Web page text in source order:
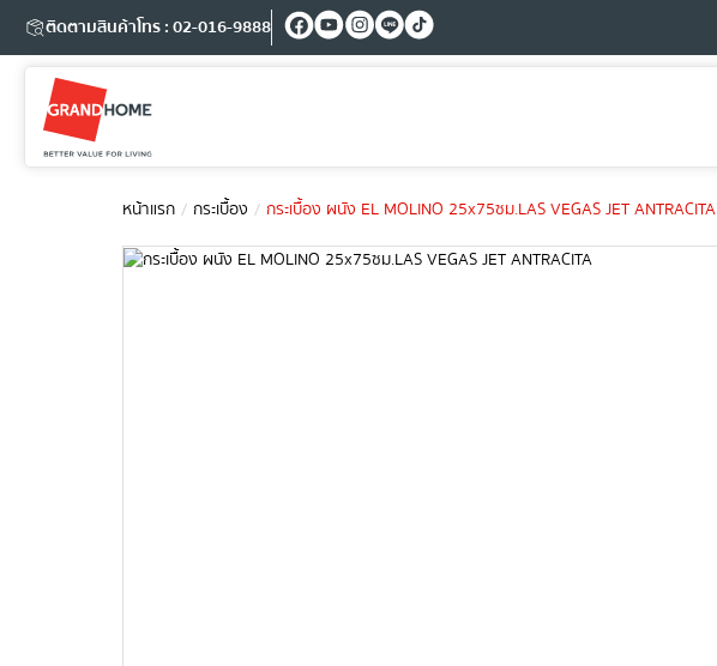
ติดตามสินค้าโทร : 02-016-9888
หน้าแรก กระเบื้อง กระเบื้อง ผนัง EL MOLINO 25x75ซม.LAS VEGAS JET ANTRACITA